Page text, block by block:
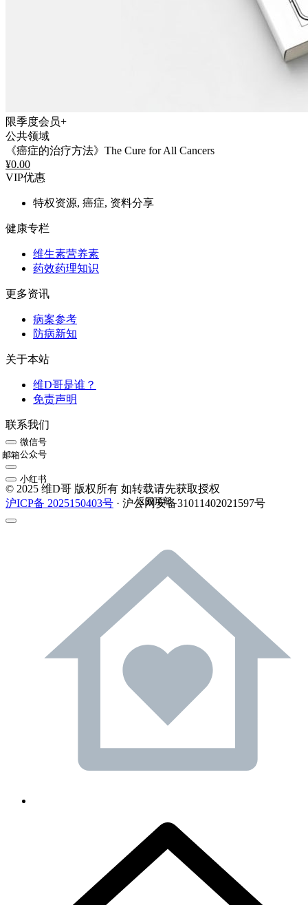
限季度会员+
公共领域
《癌症的治疗方法》The Cure for All Cancers
¥0.00
VIP优惠
特权资源, 癌症, 资料分享
健康专栏
维生素营养素
药效药理知识
更多资讯
病案参考
防病新知
关于本站
维D哥是谁？
免责声明
联系我们
微信号
公众号
邮箱
小红书
© 2025 维D哥 版权所有 如转载请先获取授权
沪ICP备 2025150403号 · 沪公网安备31011402021597号
返回顶部